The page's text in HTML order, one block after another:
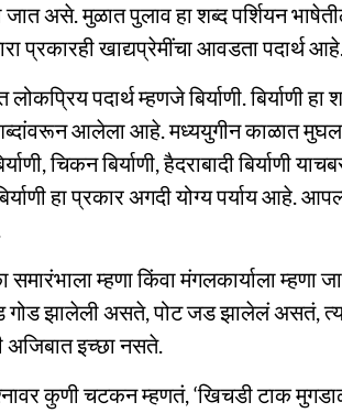
असे. मुळात पुलाव हा शब्द पर्शियन
प्रकारही खाद्यप्रेमींचा आवडता पदार्थ
पदार्थ म्हणजे बिर्याणी. बिर्याणी
आलेला आहे. मध्ययुगीन काळात मुघल
चिकन बिर्याणी, हैदराबादी बिर्याणी
हा प्रकार अगदी योग्य पर्याय आहे.
म्हणा किंवा मंगलकार्याला म्हणा
गोड झालेली असते, पोट जड झालेलं असतं,
अजिबात इच्छा नसते.
कुणी चटकन म्हणतं, ‘खिचडी टाक